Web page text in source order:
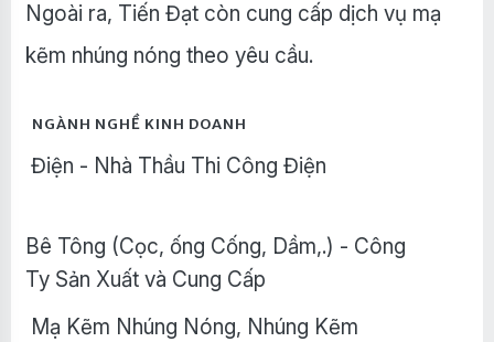
Ngoài ra, Tiến Đạt còn cung cấp dịch vụ mạ
kẽm nhúng nóng theo yêu cầu.
NGÀNH NGHỀ KINH DOANH
Điện - Nhà Thầu Thi Công Điện
Bê Tông (Cọc, ống Cống, Dầm,.) - Công
Ty Sản Xuất và Cung Cấp
Mạ Kẽm Nhúng Nóng, Nhúng Kẽm